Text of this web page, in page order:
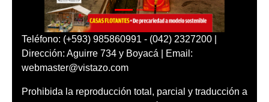
Teléfono: (+593) 985860991 - (042) 2327200 |
Dirección: Aguirre 734 y Boyacá | Email:
webmaster@vistazo.com
Prohibida la reproducción total, parcial y traducción a